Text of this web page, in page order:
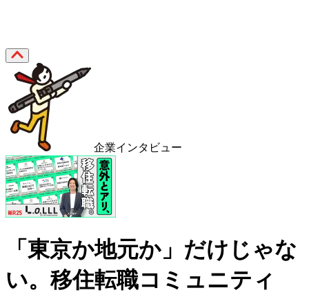
企業インタビュー
「東京か地元か」だけじゃな
い。移住転職コミュニティ